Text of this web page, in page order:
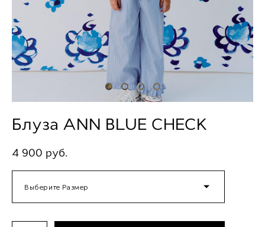
Блуза ANN BLUE CHECK
4 900 pуб.
Выберите Размер